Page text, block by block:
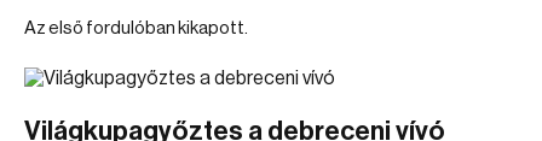
Az első fordulóban kikapott.
Világkupagyőztes a debreceni vívó